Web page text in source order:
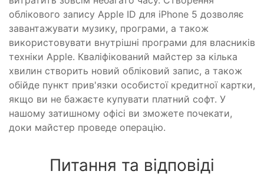
облікового запису Apple ID для iPhone 5 дозволяє
завантажувати музику, програми, а також
використовувати внутрішні програми для власників
техніки Apple. Кваліфікований майстер за кілька
хвилин створить новий обліковий запис, а також
обійде пункт прив'язки особистої кредитної картки,
якщо ви не бажаєте купувати платний софт. У
нашому затишному офісі ви зможете почекати,
доки майстер проведе операцію.
Питання та відповіді